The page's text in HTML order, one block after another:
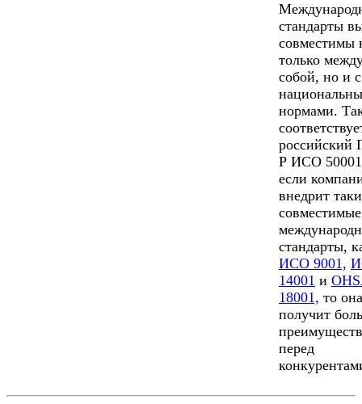
стандарты
совместимы
только
собой, но и с
нормами.
российский
Р ИСО
если
внедрит
совместимые
стандарты,
ИСО 9001,
14001 и
18001, то она
получит
перед